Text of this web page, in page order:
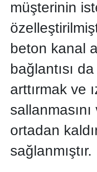
müşterinin
beton kanal
bağlantısı
arttırmak ve
sallanmasını
ortadan
sağlanmıştır.